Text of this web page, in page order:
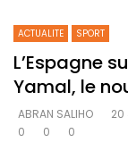
ACTUALITE SPORT
L’Espagne
Yamal, le
ABRAN SALIHO
20
0
0 0